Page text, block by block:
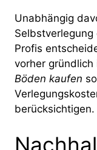
Unabhängig
Profis
vorher
Böden kaufen
berücksichtigen.